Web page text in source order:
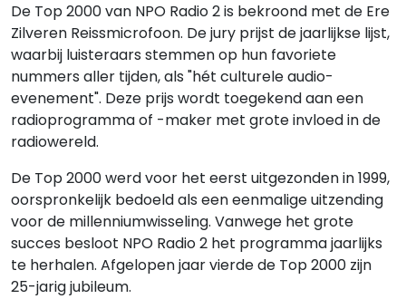
De Top 2000 van NPO Radio 2 is bekroond met de Ere
Zilveren Reissmicrofoon. De jury prijst de jaarlijkse lijst,
waarbij luisteraars stemmen op hun favoriete
nummers aller tijden, als "hét culturele audio-
evenement". Deze prijs wordt toegekend aan een
radioprogramma of -maker met grote invloed in de
radiowereld.
De Top 2000 werd voor het eerst uitgezonden in 1999,
oorspronkelijk bedoeld als een eenmalige uitzending
voor de millenniumwisseling. Vanwege het grote
succes besloot NPO Radio 2 het programma jaarlijks
te herhalen. Afgelopen jaar vierde de Top 2000 zijn
25-jarig jubileum.